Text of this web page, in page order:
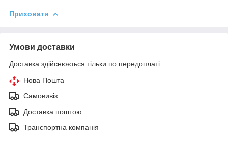
Приховати
Умови доставки
Доставка здійснюється тільки по передоплаті.
Нова Пошта
Самовивіз
Доставка поштою
Транспортна компанія